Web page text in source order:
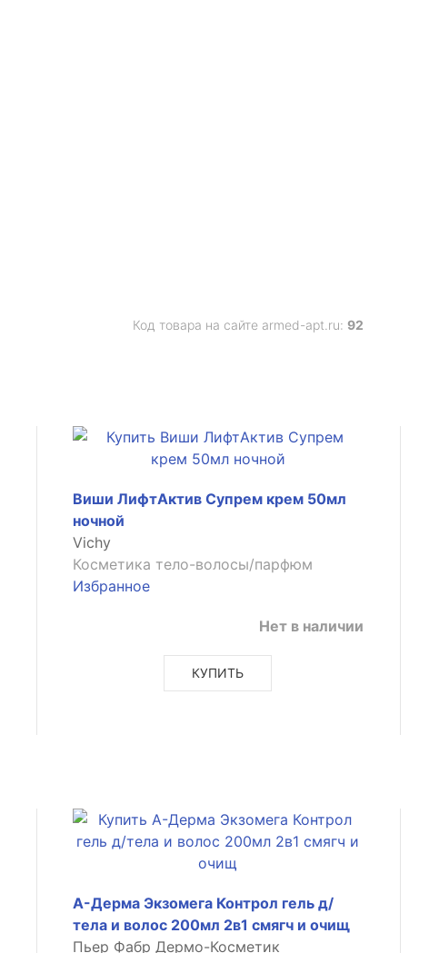
Код товара на сайте armed-apt.ru: 92
Виши ЛифтАктив Супрем крем 50мл
ночной
Vichy
Косметика тело-волосы/парфюм
Избранное
Нет в наличии
КУПИТЬ
А-Дерма Экзомега Контрол гель д/
тела и волос 200мл 2в1 смягч и очищ
Пьер Фабр Дермо-Косметик